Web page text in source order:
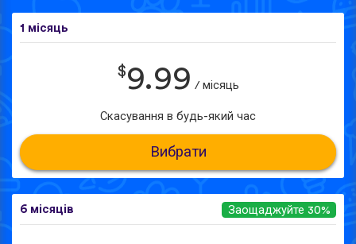
1 місяць
$9.99 / місяць
Скасування в будь-який час
Вибрати
6 місяців Заощаджуйте 30%